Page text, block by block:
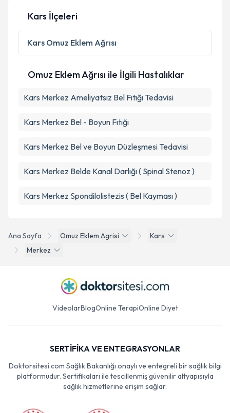
Kişisel verilerimin işlenmesine ilişkinAydınlatma
Metni
'ni okudum ve kişisel verilerimin belirtilen
kapsamda işlenmesini kabul ediyorum.
Takvim Talebini Gönder
Ana Sayfa Omuz Eklem Agrisi
Kars
Merkez
Kars İlçeleri
Kars Omuz Eklem Ağrısı
Omuz Eklem Ağrısı ile İlgili Hastalıklar
Kars Merkez Ameliyatsız Bel Fıtığı Tedavisi
Kars Merkez Bel - Boyun Fıtığı
Kars Merkez Bel ve Boyun Düzleşmesi Tedavisi
Kars Merkez Belde Kanal Darlığı ( Spinal Stenoz )
Kars Merkez Spondilolistezis ( Bel Kayması )
VideolarBlogOnline TerapiOnline Diyet
SERTİFİKA VE ENTEGRASYONLAR
Doktorsitesi.com Sağlık Bakanlığı onaylı ve entegreli bir sağlık bilgi
platformudur. Sertifikaları ile tescillenmiş güvenilir altyapısıyla
sağlık hizmetlerine erişim sağlar.